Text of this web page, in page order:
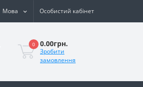
Мова Особистий кабінет
0 0.00грн.
Зробити
замовлення